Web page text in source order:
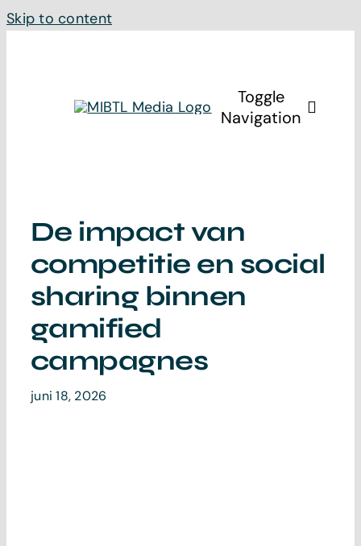
Skip to content
Toggle
Navigation
De impact van
competitie en social
sharing binnen
gamified
campagnes
juni 18, 2026